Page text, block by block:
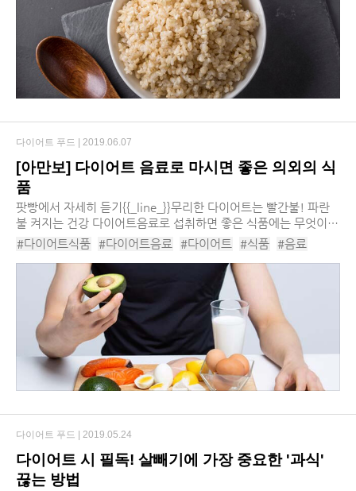
[아만보] 다이어트 음료로 마시면 좋은 의외의 식
품
팟빵에서 자세히 듣기​{{_line_}}​무리한 다이어트는 빨간불! 파란
불 켜지는 건강 다이어트​음료로 섭취하면 좋은 식품에는 무엇이
있을까?​본격적인 여름철을 앞두고 올해도 역시 다이어트에 대한
#다이어트식품 #다이어트음료 #다이어트 #식품 #음료
#다이어트식품추천 #다이어트음료추천 #다이어트음료효과
#디톡스다이어트 #건강주스
다이어트 푸드 | 2019.06.07
다이어트 시 필독! 살빼기에 가장 중요한 '과식'
끊는 방법
다이어트 푸드 | 2019.05.24